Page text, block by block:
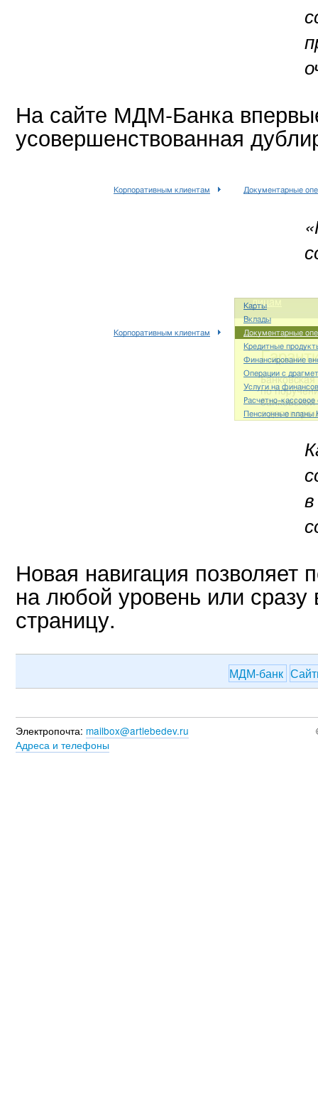
На сайте МДМ-Банка
усовершенствованная
Новая навигация позволяет
на любой уровень или
страницу.
МДМ-банк
Электропочта: mailbox@artlebedev.ru
Адреса и телефоны